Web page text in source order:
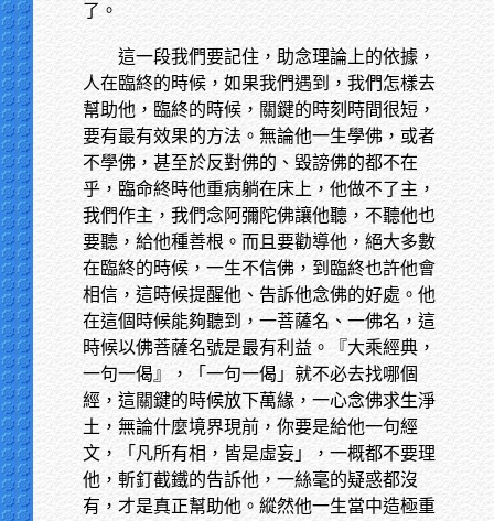
了。
這一段我們要記住，助念理論上的依據，
人在臨終的時候，如果我們遇到，我們怎樣去
幫助他，臨終的時候，關鍵的時刻時間很短，
要有最有效果的方法。無論他一生學佛，或者
不學佛，甚至於反對佛的、毀謗佛的都不在
乎，臨命終時他重病躺在床上，他做不了主，
我們作主，我們念阿彌陀佛讓他聽，不聽他也
要聽，給他種善根。而且要勸導他，絕大多數
在臨終的時候，一生不信佛，到臨終也許他會
相信，這時候提醒他、告訴他念佛的好處。他
在這個時候能夠聽到，一菩薩名、一佛名，這
時候以佛菩薩名號是最有利益。『大乘經典，
一句一偈』，「一句一偈」就不必去找哪個
經，這關鍵的時候放下萬緣，一心念佛求生淨
土，無論什麼境界現前，你要是給他一句經
文，「凡所有相，皆是虛妄」，一概都不要理
他，斬釘截鐵的告訴他，一絲毫的疑惑都沒
有，才是真正幫助他。縱然他一生當中造極重